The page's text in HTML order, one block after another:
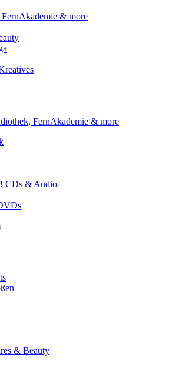
& more
FernAkademie & more
CDs & Audio-
& Beauty